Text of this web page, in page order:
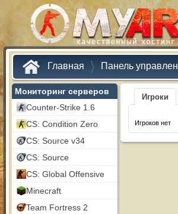
Главная Панель
Мониторинг серверов
Counter-Strike 1.6
CS: Condition Zero
CS: Source v34
CS: Source
CS: Global Offensive
Minecraft
Team Fortress 2
Игроки
Игроков нет